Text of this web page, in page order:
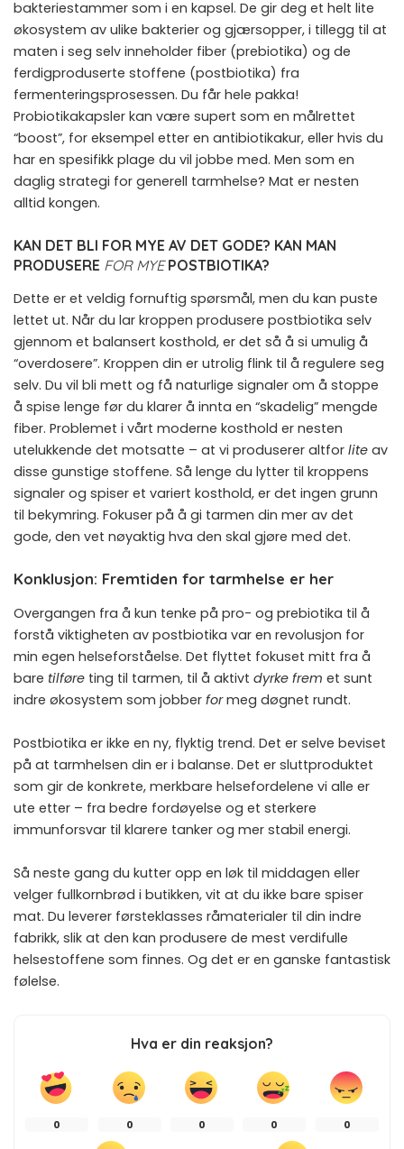
bakteriestammer som i en kapsel. De gir deg et helt lite
økosystem av ulike bakterier og gjærsopper, i tillegg til at
maten i seg selv inneholder fiber (prebiotika) og de
ferdigproduserte stoffene (postbiotika) fra
fermenteringsprosessen. Du får hele pakka!
Probiotikakapsler kan være supert som en målrettet
“boost”, for eksempel etter en antibiotikakur, eller hvis du
har en spesifikk plage du vil jobbe med. Men som en
daglig strategi for generell tarmhelse? Mat er nesten
alltid kongen.
KAN DET BLI FOR MYE AV DET GODE? KAN MAN
PRODUSERE FOR MYEPOSTBIOTIKA?
Dette er et veldig fornuftig spørsmål, men du kan puste
lettet ut. Når du lar kroppen produsere postbiotika selv
gjennom et balansert kosthold, er det så å si umulig å
“overdosere”. Kroppen din er utrolig flink til å regulere seg
selv. Du vil bli mett og få naturlige signaler om å stoppe
å spise lenge før du klarer å innta en “skadelig” mengde
fiber. Problemet i vårt moderne kosthold er nesten
utelukkende det motsatte – at vi produserer altfor lite av
disse gunstige stoffene. Så lenge du lytter til kroppens
signaler og spiser et variert kosthold, er det ingen grunn
til bekymring. Fokuser på å gi tarmen din mer av det
gode, den vet nøyaktig hva den skal gjøre med det.
Konklusjon: Fremtiden for tarmhelse er her
Overgangen fra å kun tenke på pro- og prebiotika til å
forstå viktigheten av postbiotika var en revolusjon for
min egen helseforståelse. Det flyttet fokuset mitt fra å
bare tilføre ting til tarmen, til å aktivt dyrke frem et sunt
indre økosystem som jobber formeg døgnet rundt.
Postbiotika er ikke en ny, flyktig trend. Det er selve beviset
på at tarmhelsen din er i balanse. Det er sluttproduktet
som gir de konkrete, merkbare helsefordelene vi alle er
ute etter – fra bedre fordøyelse og et sterkere
immunforsvar til klarere tanker og mer stabil energi.
Så neste gang du kutter opp en løk til middagen eller
velger fullkornbrød i butikken, vit at du ikke bare spiser
mat. Du leverer førsteklasses råmaterialer til din indre
fabrikk, slik at den kan produsere de mest verdifulle
helsestoffene som finnes. Og det er en ganske fantastisk
følelse.
Hva er din reaksjon?
0 0 0 0 0